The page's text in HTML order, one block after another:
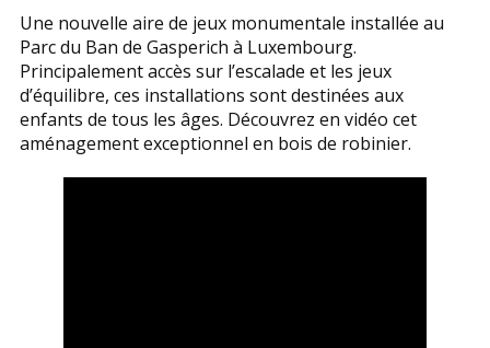
Une nouvelle aire de jeux monumentale installée au
Parc du Ban de Gasperich à Luxembourg.
Principalement accès sur l’escalade et les jeux
d’équilibre, ces installations sont destinées aux
enfants de tous les âges. Découvrez en vidéo cet
aménagement exceptionnel en bois de robinier.